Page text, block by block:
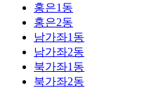
홍은1동
홍은2동
남가좌1동
남가좌2동
북가좌1동
북가좌2동